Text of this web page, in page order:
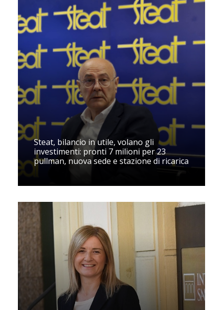
Steat, bilancio in utile, volano gli
investimenti: pronti 7 milioni per 23
pullman, nuova sede e stazione di ricarica